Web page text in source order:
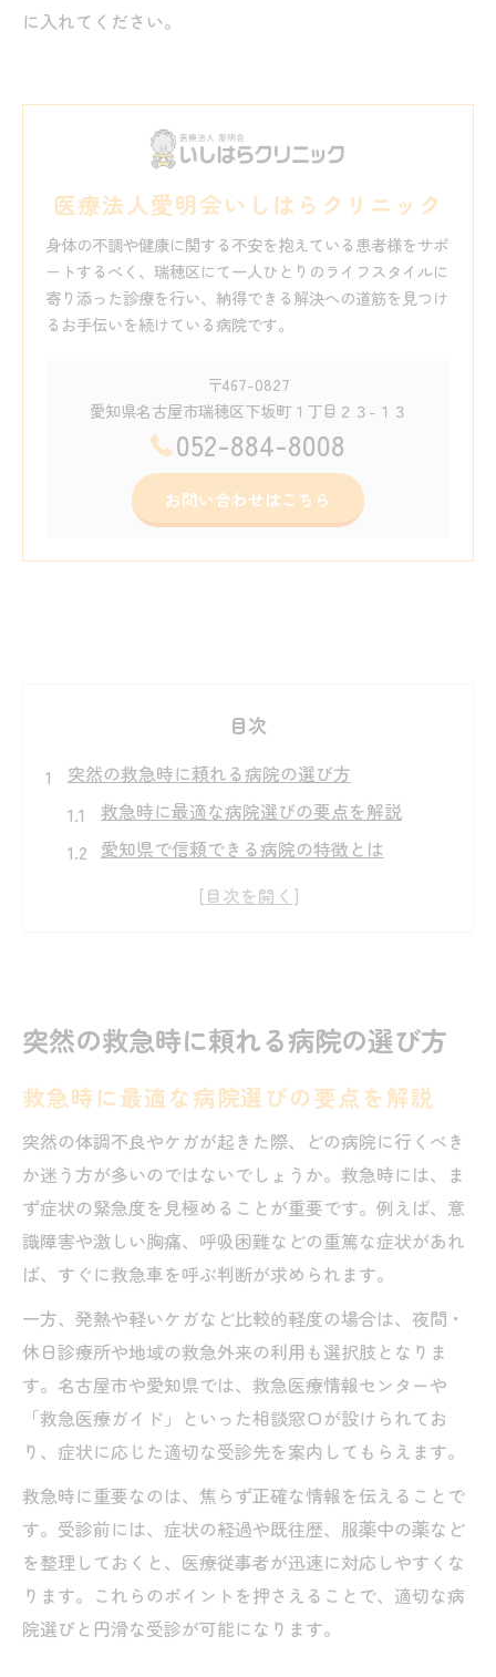
に入れてください。
医療法人愛明会いしはらクリニック
身体の不調や健康に関する不安を抱えている患者様をサポ
ートするべく、瑞穂区にて一人ひとりのライフスタイルに
寄り添った診療を行い、納得できる解決への道筋を見つけ
るお手伝いを続けている病院です。
〒467-0827
愛知県名古屋市瑞穂区下坂町１丁目２３-１３
052-884-8008
お問い合わせはこちら
目次
突然の救急時に頼れる病院の選び方
救急時に最適な病院選びの要点を解説
愛知県で信頼できる病院の特徴とは
名古屋市の救急病院一覧で比較する方法
名古屋市の救急外来を活用するポイント
救急医療情報センターの利用方法と病院案
内
夜間救急外科の賢い使い方と注意点
休日診療外科の病院を探す際の基準
夜間や休日に受診先を迷ったときの安心ガイド
休日診療外科の病院探しで迷わない方法
救急医療ガイドで受診先を素早く検索
病院受診の判断基準と重要ポイント
名古屋市夜間救急の利用手順を紹介
救急医療情報センターを通じた迅速対応のコツ
救急医療情報センターの使い方と病院案内
病院の情報収集をスムーズに進める方法
迅速に受診できる病院の見つけ方
夜間や休日に活躍する情報センター活用法
突然の救急時に頼れる病院の選び方
救急時に最適な病院選びの要点を解説
突然の体調不良やケガが起きた際、どの病院に行くべき
か迷う方が多いのではないでしょうか。救急時には、ま
ず症状の緊急度を見極めることが重要です。例えば、意
識障害や激しい胸痛、呼吸困難などの重篤な症状があれ
ば、すぐに救急車を呼ぶ判断が求められます。
一方、発熱や軽いケガなど比較的軽度の場合は、夜間・
休日診療所や地域の救急外来の利用も選択肢となりま
す。名古屋市や愛知県では、救急医療情報センターや
「救急医療ガイド」といった相談窓口が設けられてお
り、症状に応じた適切な受診先を案内してもらえます。
救急時に重要なのは、焦らず正確な情報を伝えることで
す。受診前には、症状の経過や既往歴、服薬中の薬など
を整理しておくと、医療従事者が迅速に対応しやすくな
ります。これらのポイントを押さえることで、適切な病
院選びと円滑な受診が可能になります。